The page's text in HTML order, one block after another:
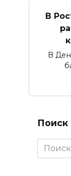
В
В
Поиск
Search
for: